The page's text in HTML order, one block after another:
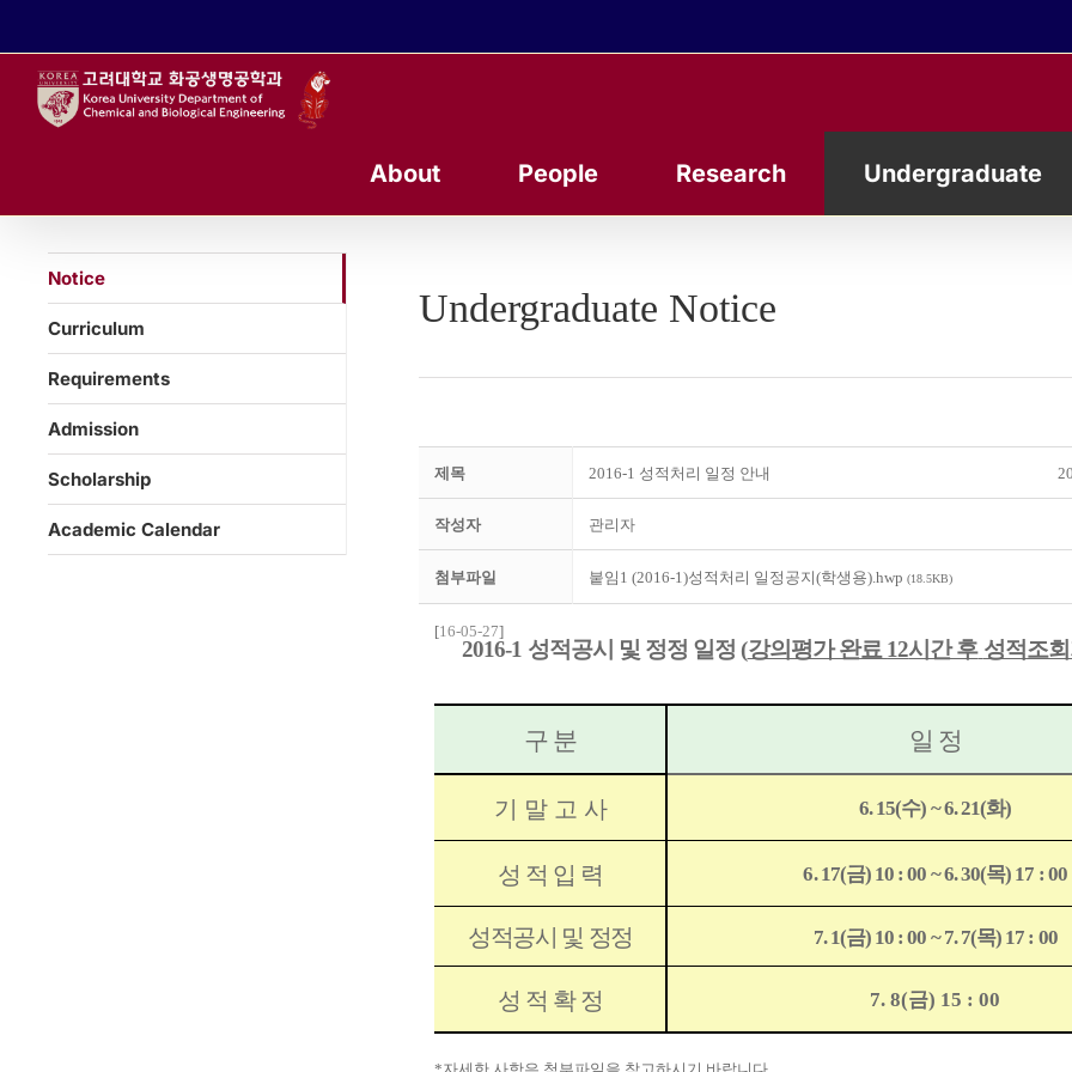
About People Research Undergraduate
Undergraduate Notice
제목 2016-1 성적처리 일정 안내
작성자 관리자
첨부파일 붙임1 (2016-1)성적처리 일정공지(학생용).hwp (18.5KB)
[16-05-27]
2016-1 성적공시 및 정정 일정(강의평가 완료 12시간 후 성적조
구 분 일 정
기 말 고 사 6. 15(수) ~ 6. 21(화)
성 적 입 력 6. 17(금) 10 : 00 ~ 6. 30(목) 17 : 00
성적공시 및 정정 7. 1(금) 10 : 00 ~ 7. 7(목) 17 : 00
성 적 확 정 7. 8(금) 15 : 00
Notice
Curriculum
Requirements
Admission
Scholarship
Academic Calendar